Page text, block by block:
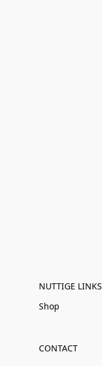
NUTTIGE LINKS
Shop
CONTACT